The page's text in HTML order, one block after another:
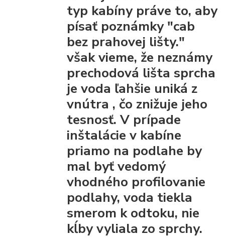
typ kabíny práve to, aby
písať poznámky "cab
bez prahovej lišty."
však vieme, že neznámy
prechodová lištasprcha
je voda ľahšie uniká z
vnútra , čo znižuje jeho
tesnosť. V prípade
inštalácie v kabíne
priamo na podlahe by
mal byť vedomý
vhodného profilovanie
podlahy, voda tiekla
smerom k odtoku, nie
kĺby vyliala zo sprchy.